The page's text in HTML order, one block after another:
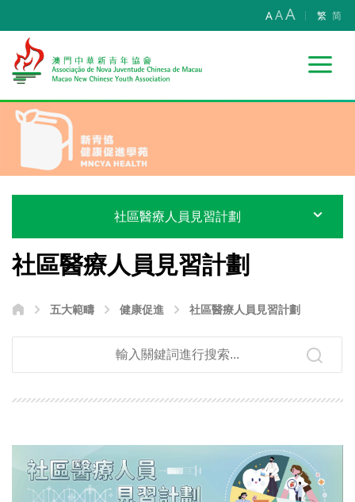
AAA 繁 简
社區醫療人員見習計劃
社區醫療人員見習計劃
五大範疇 健康促進 社區醫療人員見習計劃